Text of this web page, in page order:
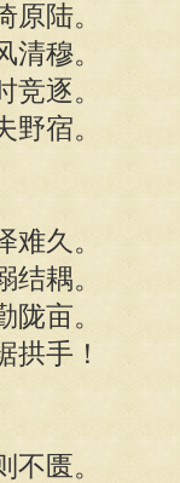
原陆。
清穆。
竞逐。
野宿。
难久。
结耦。
陇亩。
拱手！
不匮。